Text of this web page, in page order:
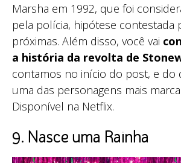
Marsha em 1992, que foi
pela polícia, hipótese contestada
próximas. Além disso, você vai
a história da revolta de
contamos no início do post, e do
uma das personagens mais
Disponível na Netflix.
9. Nasce uma Rainha